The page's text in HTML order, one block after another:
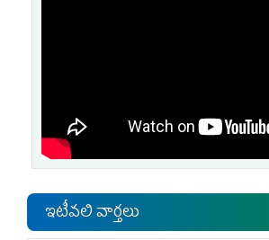
ఇటీవలి వార్తలు